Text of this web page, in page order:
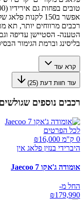
אפשר ב150
רכבים מרווחים יותר, תא
הטענה- הסטיישן עדיפה
בליסינג וברמת הגימור
קרא עוד
עוד חוות דעת (25
)
רכבים נוספים
לכל הפרטים
0 ק"מ ₪
16,000
היברידי בנזין פלאג אין
אומודה ג'אקו Jaecoo 7
החל מ-
₪179,990